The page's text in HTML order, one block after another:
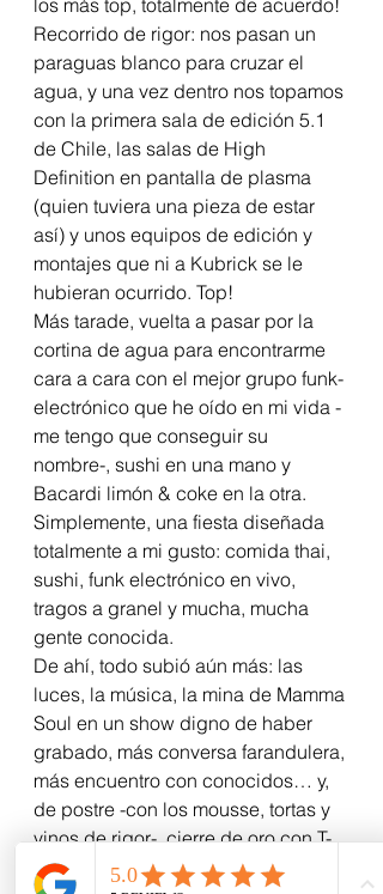
los más top, totalmente de acuerdo!
Recorrido de rigor: nos pasan un
paraguas blanco para cruzar el
agua, y una vez dentro nos topamos
con la primera sala de edición 5.1
de Chile, las salas de High
Definition en pantalla de plasma
(quien tuviera una pieza de estar
así) y unos equipos de edición y
montajes que ni a Kubrick se le
hubieran ocurrido. Top!
Más tarade, vuelta a pasar por la
cortina de agua para encontrarme
cara a cara con el mejor grupo funk-
electrónico que he oído en mi vida -
me tengo que conseguir su
nombre-, sushi en una mano y
Bacardi limón & coke en la otra.
Simplemente, una fiesta diseñada
totalmente a mi gusto: comida thai,
sushi, funk electrónico en vivo,
tragos a granel y mucha, mucha
gente conocida.
De ahí, todo subió aún más: las
luces, la música, la mina de Mamma
Soul en un show digno de haber
grabado, más conversa farandulera,
más encuentro con conocidos… y,
de postre -con los mousse, tortas y
vinos de rigor-, cierre de oro con T-
Funk (a.k.a. Los Tetas) tocando tan